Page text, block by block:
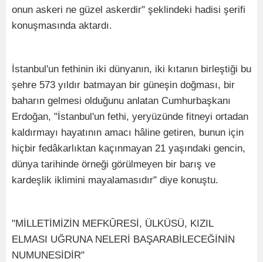
onun askeri ne güzel askerdir" şeklindeki hadisi şerifi
konuşmasında aktardı.
İstanbul'un fethinin iki dünyanın, iki kıtanın birleştiği bu
şehre 573 yıldır batmayan bir güneşin doğması, bir
baharın gelmesi olduğunu anlatan Cumhurbaşkanı
Erdoğan, "İstanbul'un fethi, yeryüzünde fitneyi ortadan
kaldırmayı hayatının amacı hâline getiren, bunun için
hiçbir fedâkarlıktan kaçınmayan 21 yaşındaki gencin,
dünya tarihinde örneği görülmeyen bir barış ve
kardeşlik iklimini mayalamasıdır" diye konuştu.
"MİLLETİMİZİN MEFKÛRESİ, ÜLKÜSÜ, KIZIL
ELMASI UĞRUNA NELERİ BAŞARABİLECEĞİNİN
NUMUNESİDİR"